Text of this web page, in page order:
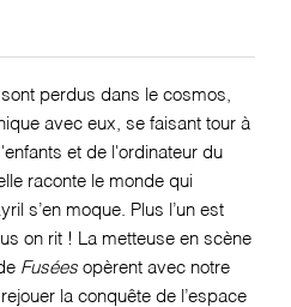
perdus dans le cosmos,
avec eux, se faisant tour à
et de l'ordinateur du
raconte le monde qui
s’en moque. Plus l’un est
on rit ! La metteuse en scène
Fusées opèrent avec notre
la conquête de l’espace